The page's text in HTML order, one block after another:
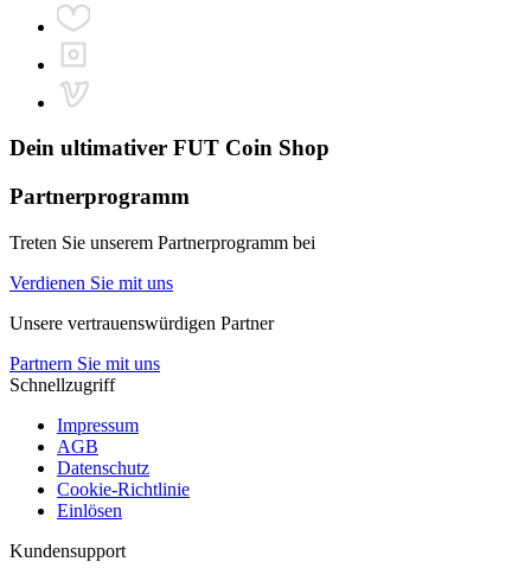
Dein ultimativer FUT Coin Shop
Partnerprogramm
Treten Sie unserem Partnerprogramm bei
Verdienen Sie mit uns
Unsere vertrauenswürdigen Partner
Partnern Sie mit uns
Schnellzugriff
Impressum
AGB
Datenschutz
Cookie-Richtlinie
Einlösen
Kundensupport